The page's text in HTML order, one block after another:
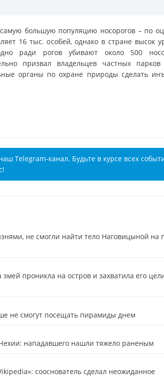
большую популяцию носорогов – по
16 тыс. особей, однако в стране высок
ради рогов убивают около 500
призвал владельцев частных парков
органы по охране природы сделать
Telegram-канал. Будьте в курсе всех
не смогли найти тело Наговицыной на
проникла на остров и захватила его
не смогут посещать пирамиды днем
нападавшего нашли тяжело раненым
сооснователь сделал неожиданное